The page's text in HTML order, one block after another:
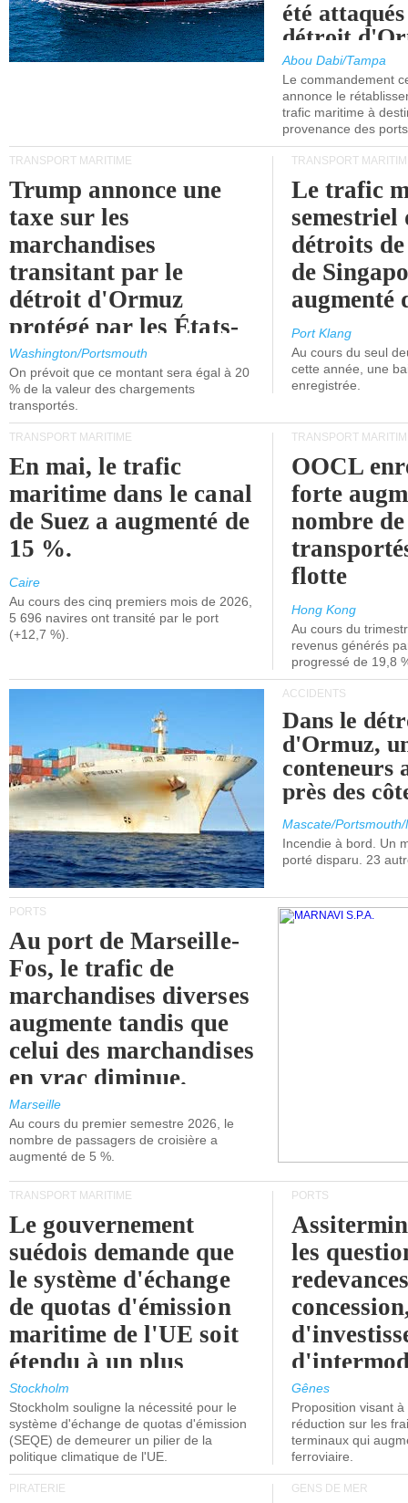
été
détroit
Abou Dabi/Tampa
Le commandement
annonce le
trafic maritime à
provenance des
TRANSPORT MARITIME
Trump annonce une
taxe sur les
marchandises
transitant par le
détroit d'Ormuz
protégé par les États-
Unis.
Washington/Portsmouth
On prévoit que ce montant sera égal à 20
% de la valeur des chargements
transportés.
TRANSPORT
Le trafic
semestriel
détroits
de
augmenté
Port Klang
Au cours du seul
cette année, une
enregistrée.
TRANSPORT MARITIME
En mai, le trafic
maritime dans le canal
de Suez a augmenté de
15 %.
Caire
Au cours des cinq premiers mois de 2026,
5 696 navires ont transité par le port
(+12,7 %).
TRANSPORT
OOCL
forte
nombre
flotte
Hong Kong
Au cours du
revenus générés
progressé de 19,8
ACCIDENTS
Dans le
d'Ormuz,
conteneurs
près des
Mascate/
Incendie à bord. Un
porté disparu. 23
PORTS
Au port de Marseille-
Fos, le trafic de
marchandises diverses
augmente tandis que
celui des marchandises
en vrac diminue.
Marseille
Au cours du premier semestre 2026, le
nombre de passagers de croisière a
augmenté de 5 %.
TRANSPORT MARITIME
Le gouvernement
suédois demande que
le système d'échange
de quotas d'émission
maritime de l'UE soit
étendu à un plus
grand nombre de
navires.
Stockholm
Stockholm souligne la nécessité pour le
système d'échange de quotas d'émission
(SEQE) de demeurer un pilier de la
politique climatique de l'UE.
PORTS
les
l'attention
politiciens.
Gênes
Proposition visant
réduction sur les
terminaux qui
ferroviaire.
PIRATERIE GENS DE MER